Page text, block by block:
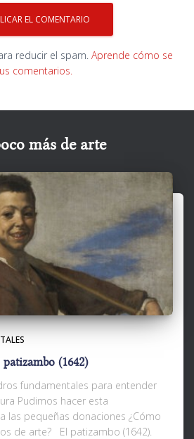
reducir el spam. Aprende cómo se
comentarios.
más de arte
(1642)
fundamentales para entender
Pudimos hacer esta
las pequeñas donaciones ¿Cómo
de arte? El patizambo (1642).